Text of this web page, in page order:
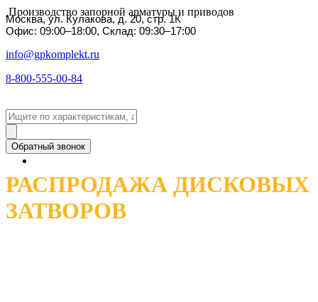
Производство запорной арматуры и приводов
Москва, ул. Кулакова, д. 20, стр. 1К
Офис: 09:00–18:00, Склад: 09:30–17:00
info@gpkomplekt.ru
8-800-555-00-84
Обратный звонок
РАСПРОДАЖА ДИСКОВЫХ
ЗАТВОРОВ